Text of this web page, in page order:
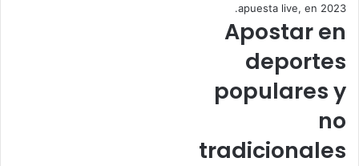
apuesta live, en 2023.
Apostar en
deportes
populares y
no
tradicionales